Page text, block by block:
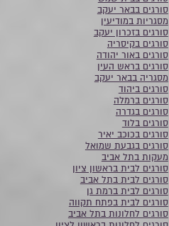
סורגים בבאר יעקב
מסגריות במודיעין
סורגים בזכרון יעקב
סורגים בקיסריה
סורגים באור יהודה
סורגים בראש העין
מסגריה בבאר יעקב
סורגים ביהוד
סורגים ברמלה
סורגים בגדרה
סורגים בלוד
סורגים בכוכב יאיר
סורגים בגבעת שמואל
מעקות בתל אביב
סורגים לבית בראשון ציון
סורגים לבית בתל אביב
סורגים לבית ברמת גן
סורגים לבית בפתח תקווה
סורגים לחלונות בתל אביב